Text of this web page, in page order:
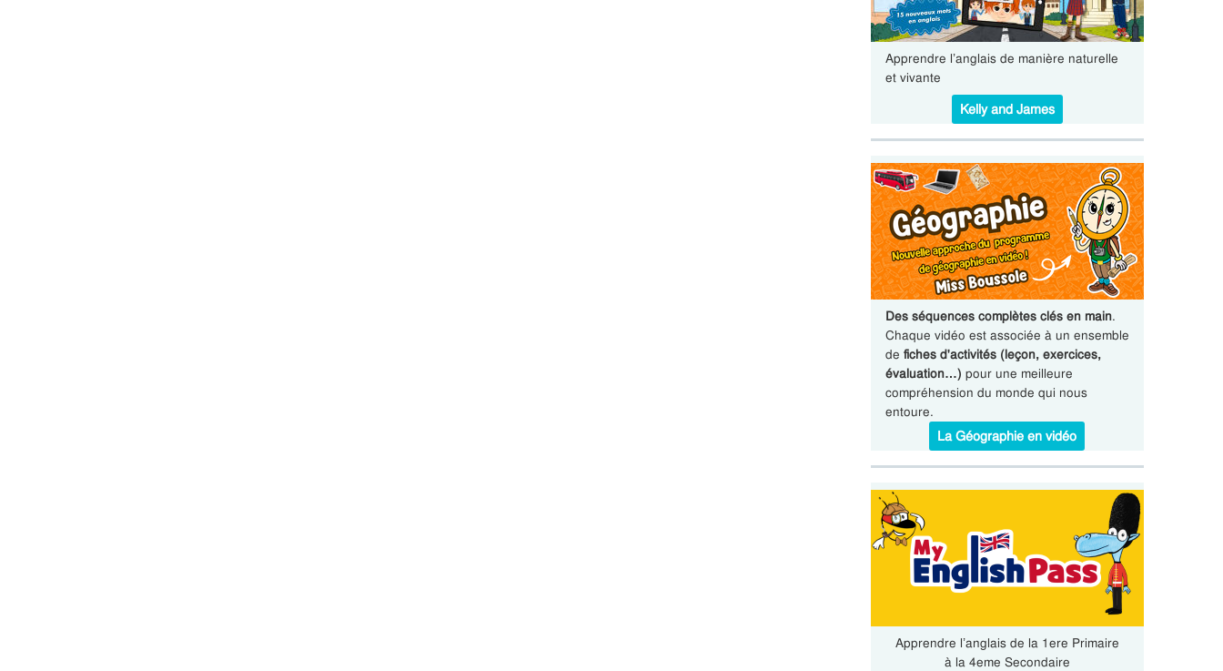
Apprendre l’anglais de manière naturelle
et vivante
Kelly and James
Des séquences complètes clés en main.
Chaque vidéo est associée à un ensemble
de fiches d'activités (leçon, exercices,
évaluation…) pour une meilleure
compréhension du monde qui nous
entoure.
La Géographie en vidéo
Apprendre l’anglais de la 1ere Primaire
à la 4eme Secondaire